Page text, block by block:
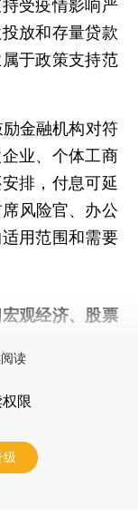
受疫情影响严
放和存量贷款
于政策支持范
金融机构对符
业、个体工商
排，付息可延
风险官、办公
用范围和需要
宏观经济、股票
读
限
级